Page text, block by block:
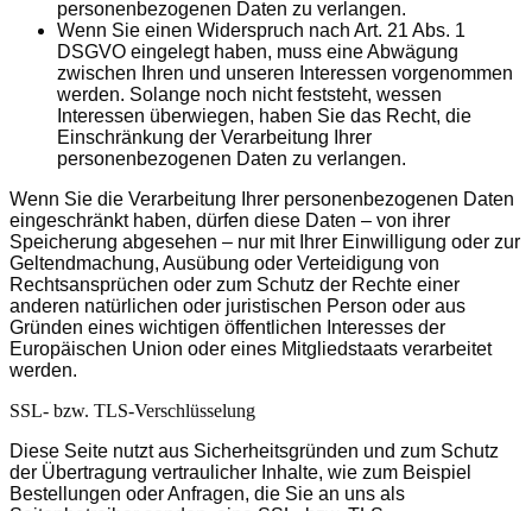
personenbezogenen Daten zu verlangen.
Wenn Sie einen Widerspruch nach Art. 21 Abs. 1
DSGVO eingelegt haben, muss eine Abwägung
zwischen Ihren und unseren Interessen vorgenommen
werden. Solange noch nicht feststeht, wessen
Interessen überwiegen, haben Sie das Recht, die
Einschränkung der Verarbeitung Ihrer
personenbezogenen Daten zu verlangen.
Wenn Sie die Verarbeitung Ihrer personenbezogenen Daten
eingeschränkt haben, dürfen diese Daten – von ihrer
Speicherung abgesehen – nur mit Ihrer Einwilligung oder zur
Geltendmachung, Ausübung oder Verteidigung von
Rechtsansprüchen oder zum Schutz der Rechte einer
anderen natürlichen oder juristischen Person oder aus
Gründen eines wichtigen öffentlichen Interesses der
Europäischen Union oder eines Mitgliedstaats verarbeitet
werden.
SSL- bzw. TLS-Verschlüsselung
Diese Seite nutzt aus Sicherheitsgründen und zum Schutz
der Übertragung vertraulicher Inhalte, wie zum Beispiel
Bestellungen oder Anfragen, die Sie an uns als